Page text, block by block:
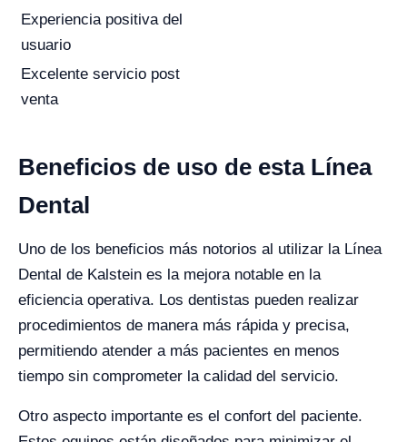
Experiencia positiva del
usuario
Excelente servicio post
venta
Beneficios de uso de esta Línea
Dental
Uno de los beneficios más notorios al utilizar la Línea
Dental de Kalstein es la mejora notable en la
eficiencia operativa. Los dentistas pueden realizar
procedimientos de manera más rápida y precisa,
permitiendo atender a más pacientes en menos
tiempo sin comprometer la calidad del servicio.
Otro aspecto importante es el confort del paciente.